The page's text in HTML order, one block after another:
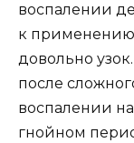
воспалении
к
довольно
после
воспалении
гнойном